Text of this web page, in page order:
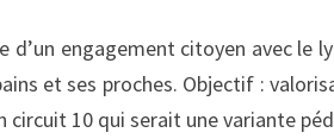
d’un engagement citoyen avec
et ses proches. Objectif :
circuit 10 qui serait une variante